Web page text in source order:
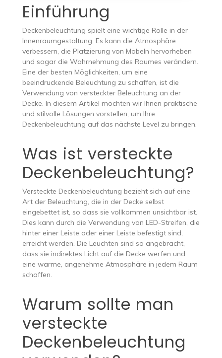
Einführung
Deckenbeleuchtung spielt eine wichtige Rolle in der
Innenraumgestaltung. Es kann die Atmosphäre
verbessern, die Platzierung von Möbeln hervorheben
und sogar die Wahrnehmung des Raumes verändern.
Eine der besten Möglichkeiten, um eine
beeindruckende Beleuchtung zu schaffen, ist die
Verwendung von versteckter Beleuchtung an der
Decke. In diesem Artikel möchten wir Ihnen praktische
und stilvolle Lösungen vorstellen, um Ihre
Deckenbeleuchtung auf das nächste Level zu bringen.
Was ist versteckte
Deckenbeleuchtung?
Versteckte Deckenbeleuchtung bezieht sich auf eine
Art der Beleuchtung, die in der Decke selbst
eingebettet ist, so dass sie vollkommen unsichtbar ist.
Dies kann durch die Verwendung von LED-Streifen, die
hinter einer Leiste oder einer Leiste befestigt sind,
erreicht werden. Die Leuchten sind so angebracht,
dass sie indirektes Licht auf die Decke werfen und
eine warme, angenehme Atmosphäre in jedem Raum
schaffen.
Warum sollte man
versteckte
Deckenbeleuchtung